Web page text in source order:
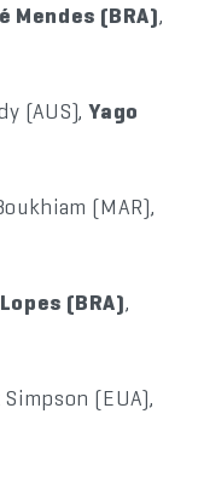
Mendes (BRA),
(AUS),Yago
(MAR),
(BRA),
(EUA),